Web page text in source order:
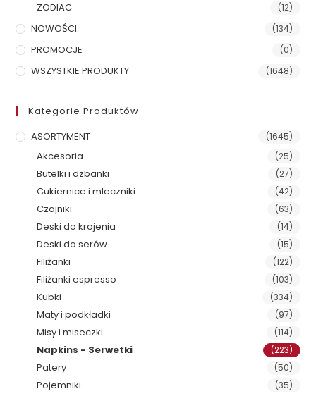
ZODIAC (12)
NOWOŚCI (134)
PROMOCJE (0)
WSZYSTKIE PRODUKTY (1648)
Kategorie Produktów
ASORTYMENT
(1645)
Akcesoria (25)
Butelki i dzbanki (27)
Cukiernice i mleczniki (42)
Czajniki (63)
Deski do krojenia (14)
Deski do serów (15)
Filiżanki (122)
Filiżanki espresso (103)
Kubki (334)
Maty i podkładki (97)
Misy i miseczki (114)
Napkins - Serwetki (223)
Patery (50)
Pojemniki (35)